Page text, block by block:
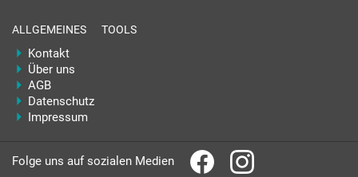
ALLGEMEINES
Kontakt
Über uns
AGB
Datenschutz
Impressum
TOOLS
Folge uns auf sozialen Medien